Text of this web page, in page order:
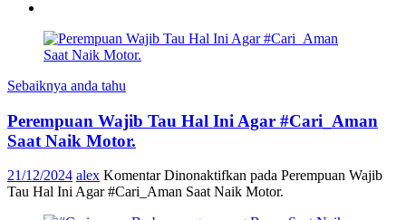
Sebaiknya anda tahu
Perempuan Wajib Tau Hal Ini Agar #Cari_Aman
Saat Naik Motor.
21/12/2024 alex Komentar Dinonaktifkan pada Perempuan Wajib
Tau Hal Ini Agar #Cari_Aman Saat Naik Motor.